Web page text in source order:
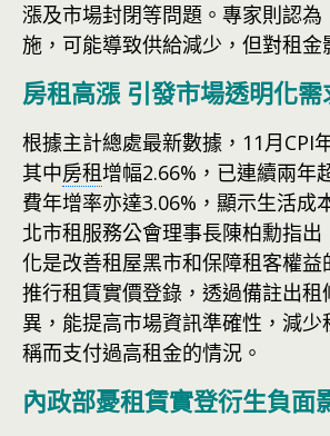
漲及市場封閉等問題。專家則認為
施，可能導致供給減少，但對租金
房租高漲 引發市場透明化需
根據主計總處最新數據，11月CPI
其中房租增幅2.66%，已連續兩年
費年增率亦達3.06%，顯示生活成
北市租服務公會理事長陳柏勳指出
化是改善租屋黑市和保障租客權益
推行租賃實價登錄，透過備註出租
異，能提高市場資訊準確性，減
稱而支付過高租金的情況。
內政部憂租賃實登衍生負面